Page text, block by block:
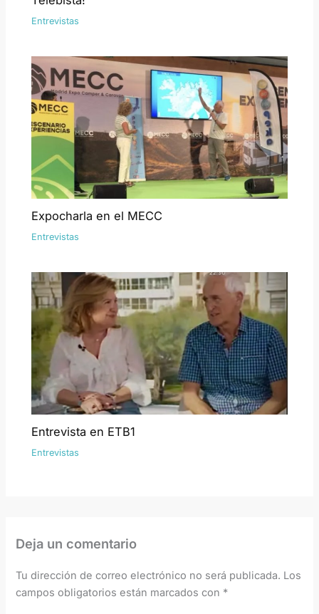
Entrevistas
Expocharla en el MECC
Entrevistas
Entrevista en ETB1
Entrevistas
Deja un comentario
Tu dirección de correo electrónico no será publicada. Los
campos obligatorios están marcados con *